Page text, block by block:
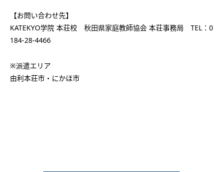
【お問い合わせ先】
KATEKYO学院 本荘校 秋田県家庭教師協会 本荘事務局 TEL：0
184-28-4466
※派遣エリア
由利本荘市・にかほ市